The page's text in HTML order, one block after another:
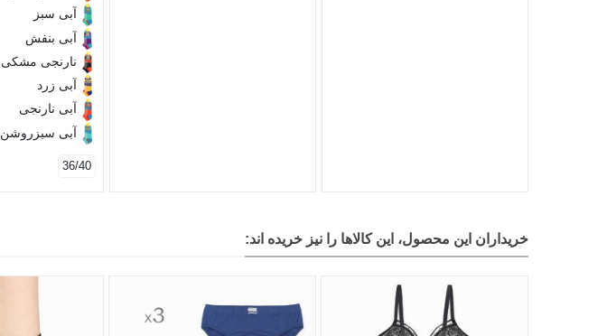
آبی سبز
آبی بنفش
نارنجی مشکی
آبی زرد
آبی نارنجی
آبی سبز‌روشن
36/40
خریداران این محصول، این کالاها را نیز خریده اند: